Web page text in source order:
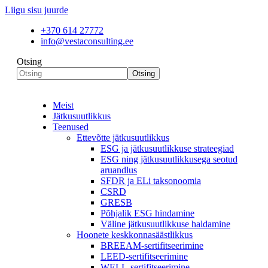
Liigu sisu juurde
+370 614 27772
info@vestaconsulting.ee
Otsing
Otsing
Meist
Jätkusuutlikkus
Teenused
Ettevõtte jätkusuutlikkus
ESG ja jätkusuutlikkuse strateegiad
ESG ning jätkusuutlikkusega seotud
aruandlus
SFDR ja ELi taksonoomia
CSRD
GRESB
Põhjalik ESG hindamine
Väline jätkusuutlikkuse haldamine
Hoonete keskkonnasäästlikkus
BREEAM-sertifitseerimine
LEED-sertifitseerimine